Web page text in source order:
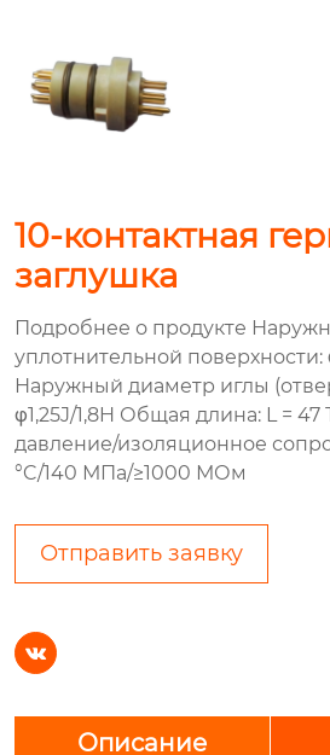
10-контактная
заглушка
Подробнее о продукте
уплотнительной поверхности:
Наружный диаметр иглы
φ1,25J/1,8H Общая длина: L = 47
давление/изоляционное
°C/140 МПа/≥1000 МОм
Отправить заявку

Описание